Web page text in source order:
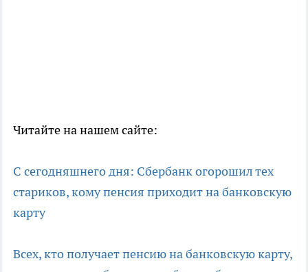
Читайте на нашем сайте:
С сегодняшнего дня: Сбербанк огорошил тех
стариков, кому пенсия приходит на банковскую
карту
Всех, кто получает пенсию на банковскую карту,